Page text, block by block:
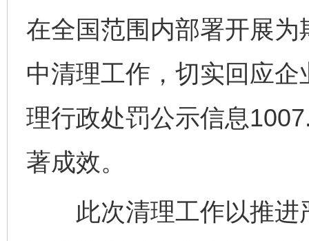
在全国范围内部署开展
中清理工作，切实回应
理行政处罚公示信息
著成效。
此次清理工作以推进